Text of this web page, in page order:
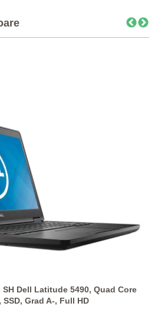
Dell Latitude 5490, Quad Core
SSD, Grad A-, Full HD